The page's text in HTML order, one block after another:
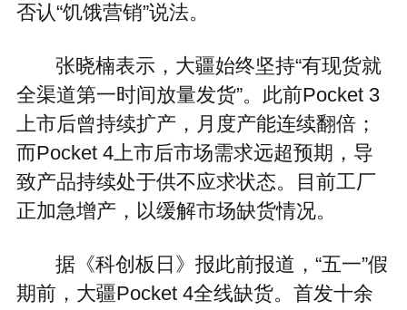
否认“饥饿营销”说法。
张晓楠表示，大疆始终坚持“有现货就
全渠道第一时间放量发货”。此前Pocket 3
上市后曾持续扩产，月度产能连续翻倍；
而Pocket 4上市后市场需求远超预期，导
致产品持续处于供不应求状态。目前工厂
正加急增产，以缓解市场缺货情况。
据《科创板日》报此前报道，“五一”假
期前，大疆Pocket 4全线缺货。首发十余